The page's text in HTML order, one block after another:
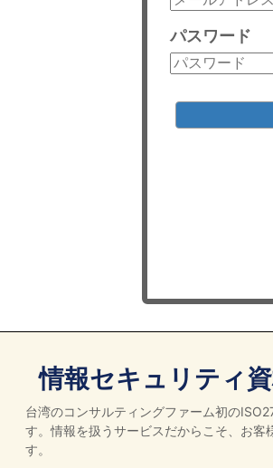
パスワード
情報セキュリティ
台湾のコンサルティングファーム初の
す。情報を扱うサービスだからこそ、お客
す。